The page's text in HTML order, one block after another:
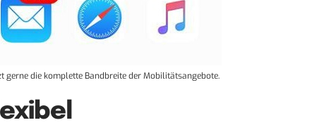
gerne die komplette Bandbreite der Mobilitätsangebote.